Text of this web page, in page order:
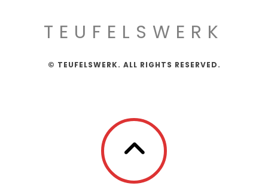
TEUFELSWERK
© TEUFELSWERK. ALL RIGHTS RESERVED.